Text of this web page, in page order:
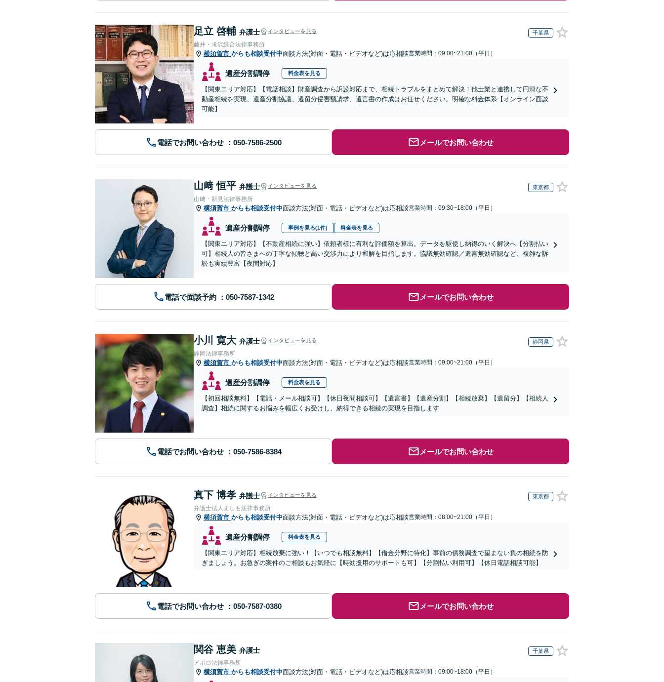
足立 啓輔 弁護士 インタビューを見る 千葉県
藤井・滝沢綜合法律事務所
横須賀市 からも相談受付中面談方法(対面・電話・ビデオなど)は応相談営業時間：09:00~21:00（平日）
遺産分割調停 料金表を見る
【関東エリア対応】【電話相談】財産調査から訴訟対応まで、相続トラブルをまとめて解決！他士業と連携して円滑な不
動産相続を実現、遺産分割協議、遺留分侵害額請求、遺言書の作成はお任せください。明確な料金体系【オンライン面談
可能】
電話でお問い合わせ メールでお問い合わせ
山﨑 恒平 弁護士 インタビューを見る 東京都
山﨑・新見法律事務所
横須賀市 からも相談受付中面談方法(対面・電話・ビデオなど)は応相談営業時間：09:30~18:00（平日）
遺産分割調停 事例を見る(1件) 料金表を見る
【関東エリア対応】【不動産相続に強い】依頼者様に有利な評価額を算出。データを駆使し納得のいく解決へ【分割払い
可】相続人の皆さまへの丁寧な傾聴と高い交渉力により和解を目指します。協議無効確認／遺言無効確認など、複雑な訴
訟も実績豊富【夜間対応】
電話で面談予約 メールでお問い合わせ
小川 寛大 弁護士 インタビューを見る 静岡県
静岡法律事務所
横須賀市 からも相談受付中面談方法(対面・電話・ビデオなど)は応相談営業時間：09:00~21:00（平日）
遺産分割調停 料金表を見る
【初回相談無料】【電話・メール相談可】【休日夜間相談可】【遺言書】【遺産分割】【相続放棄】【遺留分】【相続人
調査】相続に関するお悩みを幅広くお受けし、納得できる相続の実現を目指します
電話でお問い合わせ メールでお問い合わせ
真下 博孝 弁護士 インタビューを見る 東京都
弁護士法人ましも法律事務所
横須賀市 からも相談受付中面談方法(対面・電話・ビデオなど)は応相談営業時間：08:00~21:00（平日）
遺産分割調停 料金表を見る
【関東エリア対応】相続放棄に強い！【いつでも相談無料】【借金分野に特化】事前の債務調査で望まない負の相続を防
ぎましょう。お急ぎの案件のご相談もお気軽に【時効援用のサポートも可】【分割払い利用可】【休日電話相談可能】
電話でお問い合わせ メールでお問い合わせ
関谷 恵美 弁護士 千葉県
アポロ法律事務所
横須賀市 からも相談受付中面談方法(対面・電話・ビデオなど)は応相談営業時間：09:00~18:00（平日）